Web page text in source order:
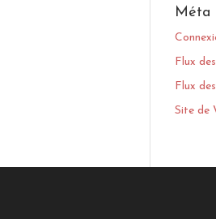
Méta
Flux
Flux
Site de